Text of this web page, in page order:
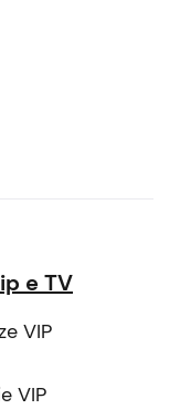
e TV
VIP
VIP